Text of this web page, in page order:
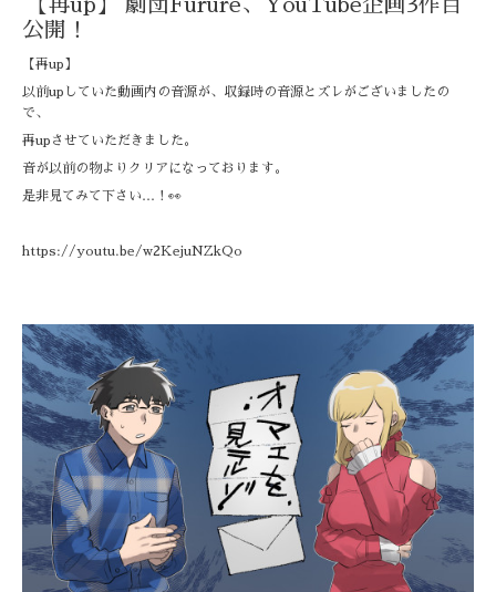
【再up】 劇団Furure、YouTube企画3作目
公開！
【再up】
以前upしていた動画内の音源が、収録時の音源とズレがございましたの
で、
再upさせていただきました。
音が以前の物よりクリアになっております。
是非見てみて下さい…！👀
https://youtu.be/w2KejuNZkQo